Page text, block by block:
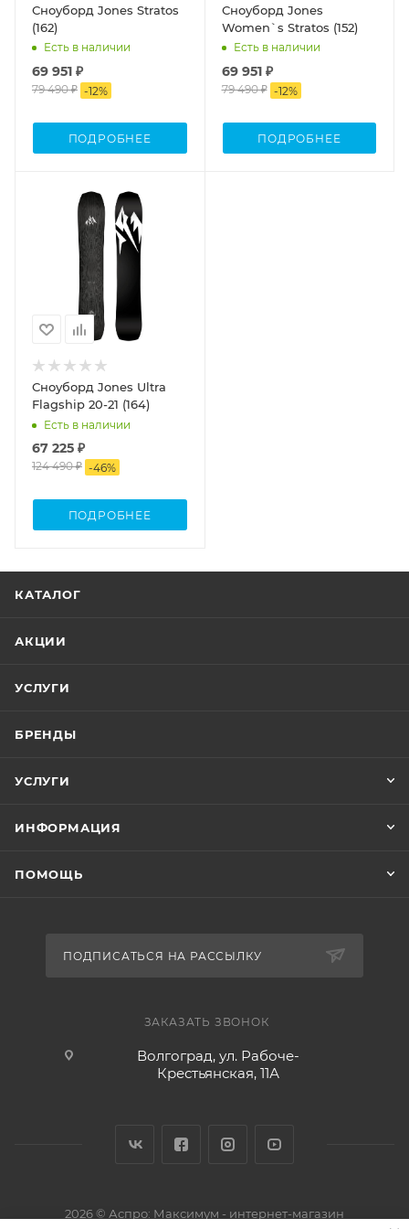
Сноуборд Jones Stratos
(162)
Есть в наличии
69 951 ₽
79 490 ₽ -12%
ПОДРОБНЕЕ
Сноуборд Jones
Women`s Stratos (152)
Есть в наличии
69 951 ₽
79 490 ₽ -12%
ПОДРОБНЕЕ
Сноуборд Jones Ultra
Flagship 20-21 (164)
Есть в наличии
67 225 ₽
124 490 ₽ -46%
ПОДРОБНЕЕ
КАТАЛОГ
АКЦИИ
УСЛУГИ
БРЕНДЫ
УСЛУГИ
ИНФОРМАЦИЯ
ПОМОЩЬ
ПОДПИСАТЬСЯ НА РАССЫЛКУ
ЗАКАЗАТЬ ЗВОНОК
Волгоград, ул. Рабоче-
Крестьянская, 11А
2026 © Аспро: Максимум - интернет-магазин